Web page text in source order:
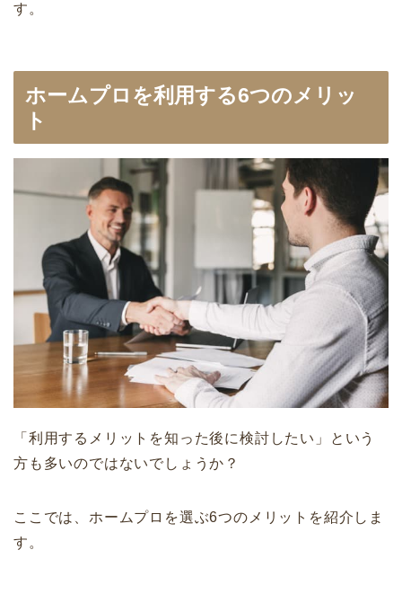
す。
ホームプロを利用する6つのメリッ
ト
「利用するメリットを知った後に検討したい」という
方も多いのではないでしょうか？
ここでは、ホームプロを選ぶ6つのメリットを紹介しま
す。